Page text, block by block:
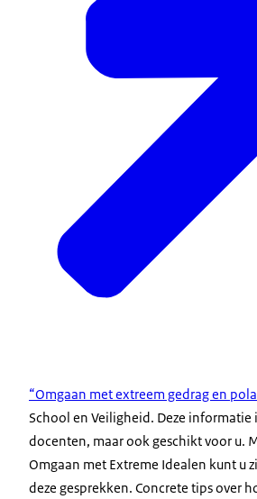
“Omgaan met extreem gedrag en
School en Veiligheid. Deze informatie
docenten, maar ook geschikt voor u.
Omgaan met Extreme Idealen kunt u
deze gesprekken. Concrete tips over